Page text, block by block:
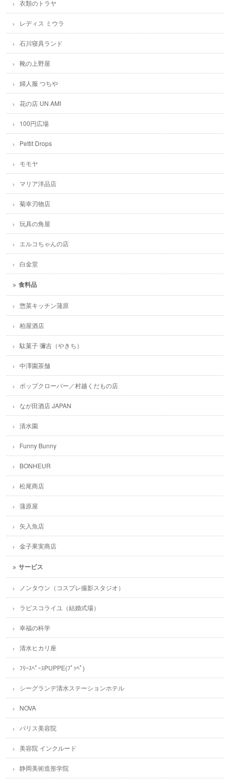
衣類のトラヤ
レディス ミウラ
石川寝具ランド
靴の上野屋
婦人服 つちや
花の店 UN AMI
100円広場
Pettit Drops
モモヤ
マリア洋品店
菊幸刃物店
玩具の角屋
エルコちゃんの店
白金堂
食料品
惣菜キッチン蒲原
柏屋酒店
駄菓子 彌吉（やきち）
中澤園茶舗
ポップクローバー／村越くだもの店
なが田酒店 JAPAN
清水園
Funny Bunny
BONHEUR
松尾商店
蒲原屋
矢入魚店
金子果実商店
サービス
ノンタウン（コスプレ撮影スタジオ）
ラピスコライユ（結婚式場）
幸福の科学
清水ヒカリ座
ﾌﾘｰｽﾍﾟｰｽPUPPE(ﾌﾟｯﾍﾟ)
シーグランデ清水ステーションホテル
NOVA
パリス美容院
美容院 インクルード
静岡美術造形学院